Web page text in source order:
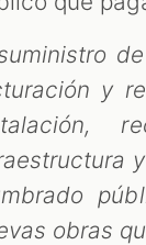
y
obras